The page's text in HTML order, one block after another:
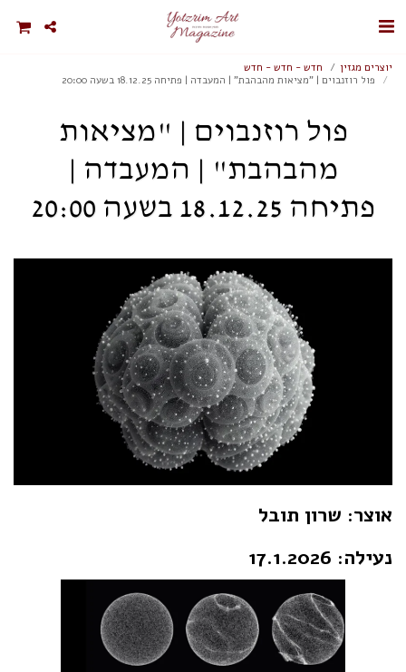
יוצרים מגזין
חדש - חדש - חדש
פול רוזנבוים | "מציאות מהבהבת" | המעבדה | פתיחה 18.12.25 בשעה 20:00
פול רוזנבוים | "מציאות
מהבהבת" | המעבדה |
פתיחה 18.12.25 בשעה 20:00
אוצר: שרון תובל
נעילה: 17.1.2026